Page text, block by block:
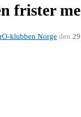
frister
klubben Norge den